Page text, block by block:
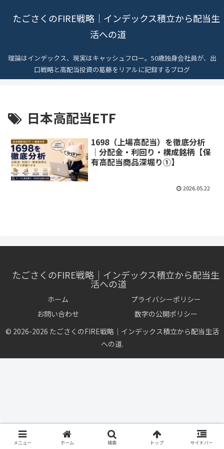
たごさくのFIRE戦略｜インデックス積立から配当生
活への道
理論はインデックス、現実はキャッシュフロー。50歳独身会社員が、出
口戦略と高配当投資の葛藤をリアルに記録するブログ
日本高配当ETF
1698（上場高配当）を徹底分析
｜分配金・利回り・構成銘柄【保
有高配当商品深堀り①】
2026.05.22
たごさくのFIRE戦略｜インデックス積立から配当生
活への道
ホーム
プライバシーポリシー
お問い合わせ
数字の公開ポリシー
© 2026-2026 たごさくのFIRE戦略｜インデックス積立から配当生活
への道.
メニュー ホーム 検索 トップ サイドバー